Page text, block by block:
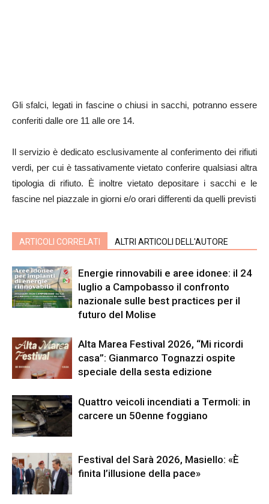
Gli sfalci, legati in fascine o chiusi in sacchi, potranno essere
conferiti dalle ore 11 alle ore 14.
Il servizio è dedicato esclusivamente al conferimento dei rifiuti
verdi, per cui è tassativamente vietato conferire qualsiasi altra
tipologia di rifiuto. È inoltre vietato depositare i sacchi e le
fascine nel piazzale in giorni e/o orari differenti da quelli previsti
ARTICOLI CORRELATI ALTRI ARTICOLI DELL'AUTORE
Energie rinnovabili e aree idonee: il 24
luglio a Campobasso il confronto
nazionale sulle best practices per il
futuro del Molise
Alta Marea Festival 2026, “Mi ricordi
casa”: Gianmarco Tognazzi ospite
speciale della sesta edizione
Quattro veicoli incendiati a Termoli: in
carcere un 50enne foggiano
Festival del Sarà 2026, Masiello: «È
finita l’illusione della pace»